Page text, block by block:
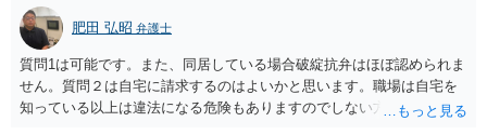
肥田 弘昭 弁護士
質問1は可能です。また、同居している場合破綻抗弁はほぼ認められま
せん。質問２は自宅に請求するのはよいかと思います。職場は自宅を
知っている以上は違法になる危険もありますのでしない方が良いで